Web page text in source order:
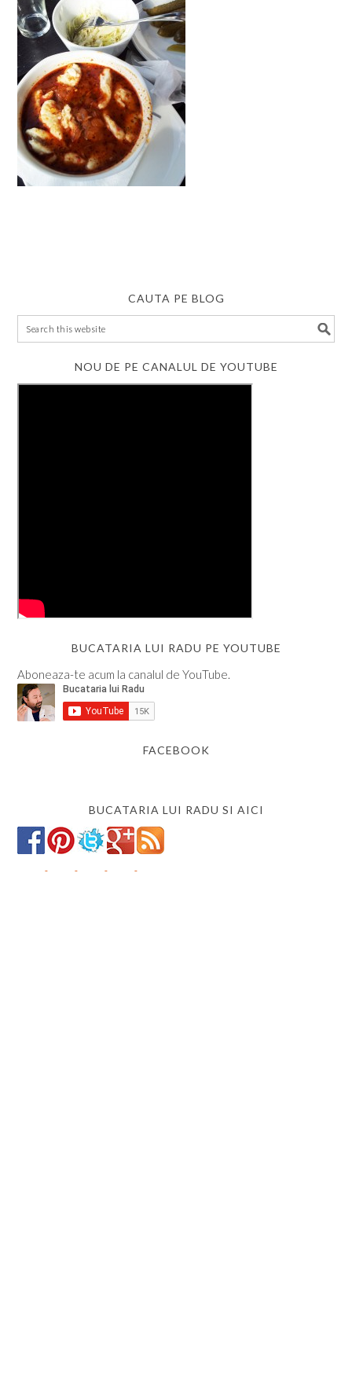
CAUTA PE BLOG
NOU DE PE CANALUL DE YOUTUBE
BUCATARIA LUI RADU PE YOUTUBE
Aboneaza-te acum la canalul de YouTube.
FACEBOOK
BUCATARIA LUI RADU SI AICI